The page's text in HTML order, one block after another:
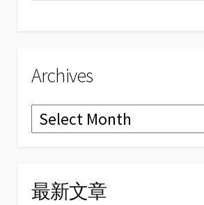
el
Archives
Archives
最新文章